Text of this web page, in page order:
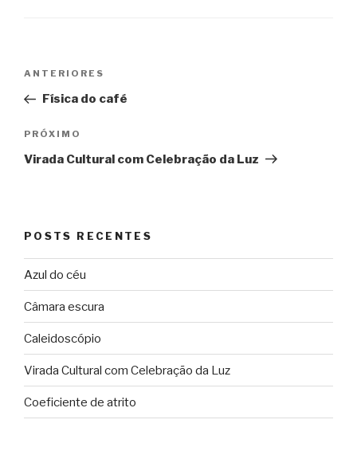
Post
Post
anterior
ANTERIORES
Física do café
Próximo
post
PRÓXIMO
Virada Cultural com Celebração da Luz
POSTS RECENTES
Azul do céu
Câmara escura
Caleidoscópio
Virada Cultural com Celebração da Luz
Coeficiente de atrito